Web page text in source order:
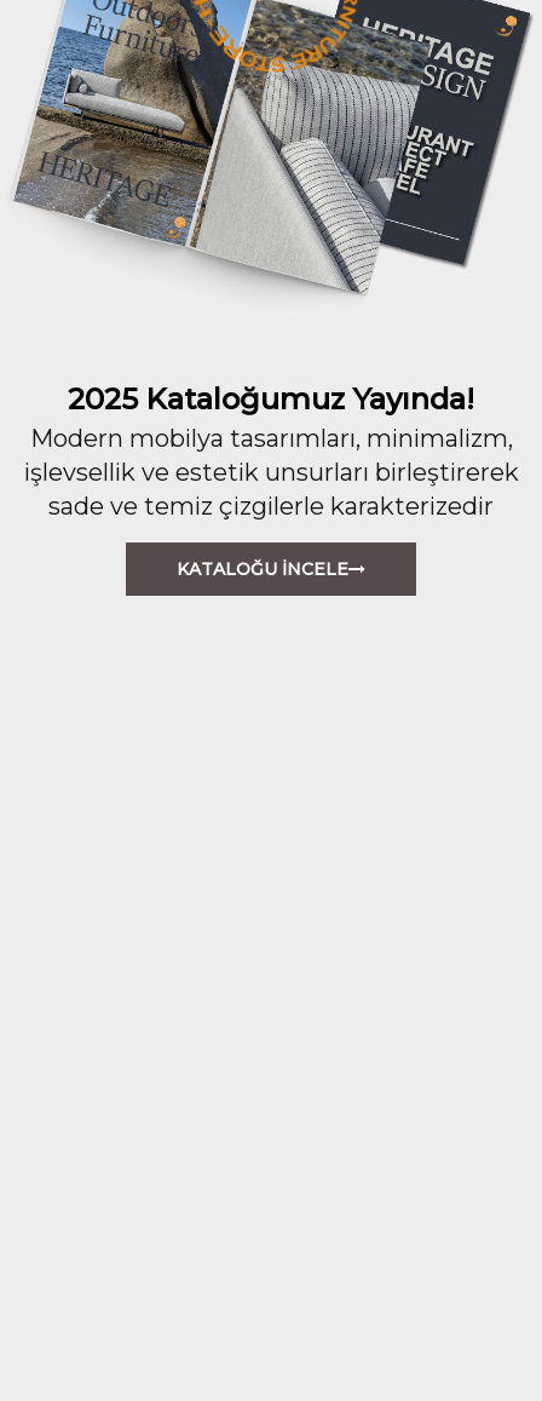
2025 Kataloğumuz Yayında!
Modern mobilya tasarımları, minimalizm,
işlevsellik ve estetik unsurları birleştirerek
sade ve temiz çizgilerle karakterizedir
KATALOĞU İNCELE